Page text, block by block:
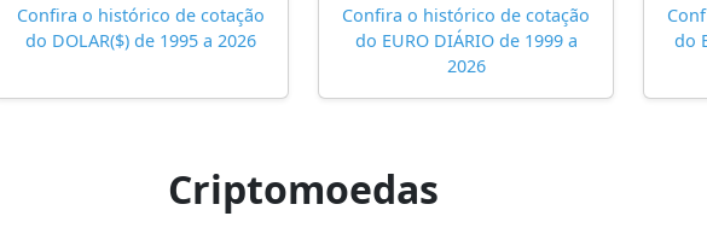
Confira o histórico de cotação
do DOLAR($) de 1995 a 2026
Confira o histórico de cotação
do EURO DIÁRIO de 1999 a
2026
do
Criptomoedas